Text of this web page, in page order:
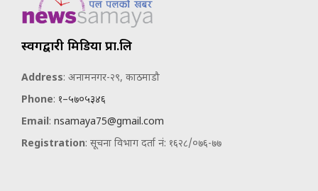
स्वर्गद्वारी मिडिया प्रा.लि
Address: अनामनगर-२९, काठमाडौ
Phone: १–५७०५३४६
Email: nsamaya75@gmail.com
Registration: सूचना विभाग दर्ता नं: १६२८/०७६-७७